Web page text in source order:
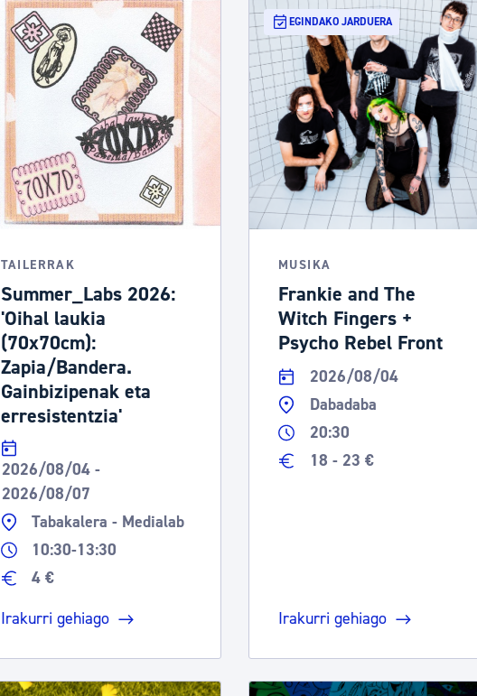
TAILERRAK
Summer_Labs 2026:
'Oihal laukia
(70x70cm):
Zapia/Bandera.
Gainbizipenak eta
erresistentzia'
2026/08/04 -
2026/08/07
Tabakalera - Medialab
10:30-13:30
4 €
Irakurri gehiago
EGINDAKO JARDUERA
MUSIKA
Frankie and The
Witch Fingers +
Psycho Rebel Front
2026/08/04
Dabadaba
20:30
18 - 23 €
Irakurri gehiago